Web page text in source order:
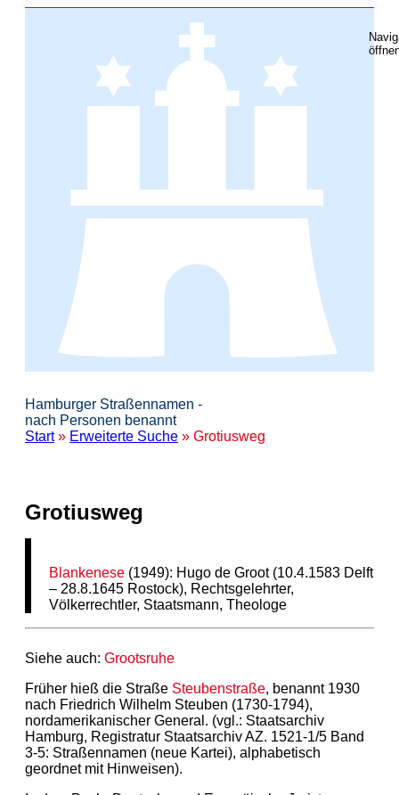
Hamburger Straßennamen -
nach Personen benannt
Start» Erweiterte Suche » Grotiusweg
Grotiusweg
Blankenese (1949): Hugo de Groot (10.4.1583 Delft
– 28.8.1645 Rostock), Rechtsgelehrter,
Völkerrechtler, Staatsmann, Theologe
Siehe auch: Grootsruhe
Früher hieß die Straße Steubenstraße, benannt 1930
nach Friedrich Wilhelm Steuben (1730-1794),
nordamerikanischer General. (vgl.: Staatsarchiv
Hamburg, Registratur Staatsarchiv AZ. 1521-1/5 Band
3-5: Straßennamen (neue Kartei), alphabetisch
geordnet mit Hinweisen).